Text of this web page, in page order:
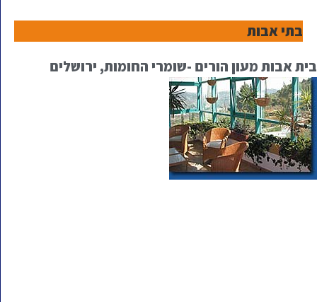
בתי אבות
בית אבות מעון הורים -שומרי החומות, ירושלים